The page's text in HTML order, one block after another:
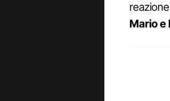
Mario e